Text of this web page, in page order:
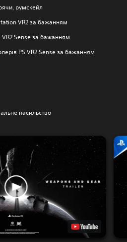
румскейл
VR2 за бажанням
VR2 Sense за бажанням
PS VR2 Sense за бажанням
насильство